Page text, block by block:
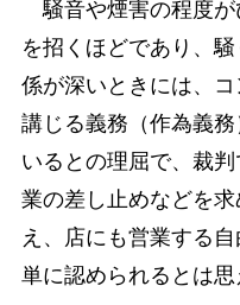
騒音や煙害の程度が
を招くほどであり、
係が深いときには、
講じる義務（作為義
いるとの理屈で、裁
業の差し止めなどを
え、店にも営業する
単に認められるとは思